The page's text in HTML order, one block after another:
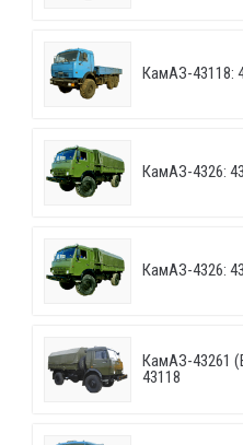
КамАЗ-43118:
КамАЗ-4326:
КамАЗ-4326:
КамАЗ-43261
43118